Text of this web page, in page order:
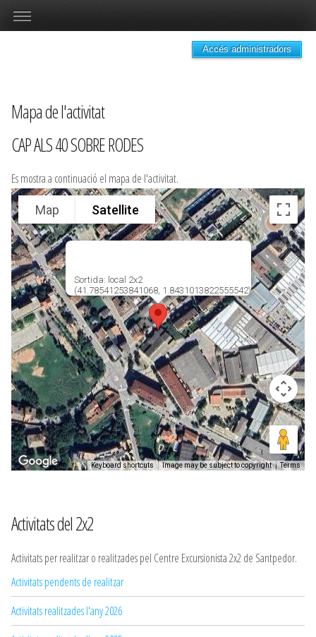
Accés administradors
Mapa de l'activitat
CAP ALS 40 SOBRE RODES
Es mostra a continuació el mapa de l'activitat.
Sortida: local 2x2
(41.78541253841068, 1.8431013822555542)
Map Satellite
Keyboard shortcuts Image may be subject to copyright Terms
Activitats del 2x2
Activitats per realitzar o realitzades pel Centre Excursionista 2x2 de Santpedor.
Activitats pendents de realitzar
Activitats realitzades l'any 2026